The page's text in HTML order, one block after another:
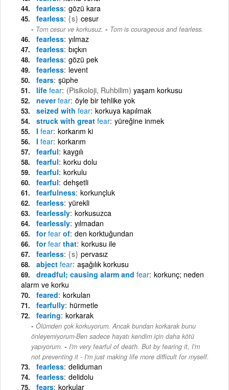
fearless gözü kara
fearless {s} cesur
Tom cesur ve korkusuz. - Tom is courageous and fearless.
fearless yılmaz
fearless bıçkın
fearless gözü pek
fearless levent
fears şüphe
life fear (Pisikoloji, Ruhbilim) yaşam korkusu
neverfear öyle bir tehlike yok
seized with fear korkuya kapılmak
struck with great fear yüreğine inmek
I fear korkarım ki
I fear korkarım
fearful kaygılı
fearful korku dolu
fearful korkulu
fearful dehşetli
fearfulness korkunçluk
fearless yürekli
fearlessly korkusuzca
fearlessly yılmadan
forfear of den korktuğundan
forfear that korkusu ile
fearless {s} pervasız
abject fear aşağılık korkusu
dreadful; causing alarm and fear korkunç; neden
alarm ve korku
feared korkulan
fearfully hürmetle
fearing korkarak
Ölümden çok korkuyorum. Ancak bundan korkarak bunu
önleyemiyorum-Ben sadece hayatı kendim için daha kötü
yapıyorum. - I'm very fearful of death. But by fearing it, I'm
not preventing it - I'm just making life more difficult for myself.
fearless deliduman
fearless delidolu
fears korkular